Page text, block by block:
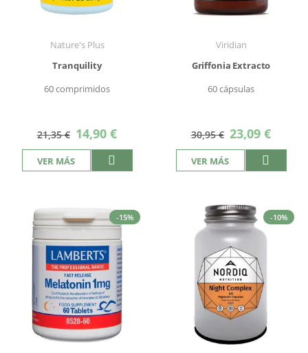
Nature's Plus
Tranquility
60 comprimidos
21,35 € Precio
especial
14,90 €
VER MÁS
Viridian
Griffonia Extracto
60 cápsulas
30,95 € Precio
especial
23,09 €
VER MÁS
-15% -10%